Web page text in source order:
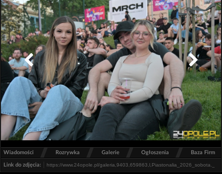
Wiadomości / Rozrywka / Galerie / Ogłoszenia / Baza Firm
Link do zdjęcia: